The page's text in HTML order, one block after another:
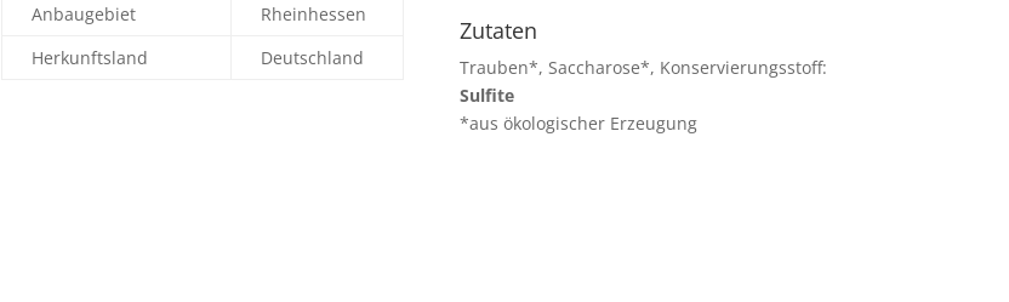
Anbaugebiet
Rheinhessen
Herkunftsland
Deutschland
Zutaten
Trauben*, Saccharose*, Konservierungsstoff:
Sulfite
*aus ökologischer Erzeugung